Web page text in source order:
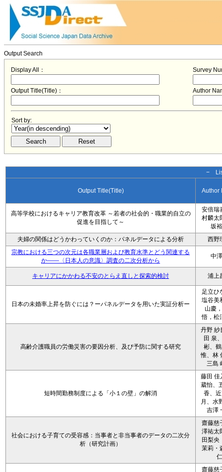
Output Search
Display All： Survey
Output Title(Title)： Author
Sort by:
−
Output Title(Title) Author
高等学校におけるキャリア教育改革 ～若者の社会的・職業的自立の
促進を目指して～
安倍瑞
村麟太
坂
夫婦の関係はどうかわっていくのか：パネルデータによる分析
西野
宗教における三つの次元は各職業層および教育水準とどう関連する
か――〈日本人の意識〉調査の二次分析から
中
キャリアにかかわる不安のとらえ直しと探索的検討 浦上
日本の未婚率上昇を防ぐには？ーパネルデータを用いた実証分析ー
足立ひ
塩谷美
山慶
悟，松
高齢介護職員の労働災害の要因分析、及び予防に関する研究
丹野 紗
田 泉
彬、
惟、林
三島
短時間勤務制度による「小１の壁」の解消
藤田 佳
葳怡、
香、
月、水
吉澤
社会における子育ての受容感：当事者と非当事者のデータの二次分
析（研究計画）
齋藤慈
澤祐太
田梨央
茉莉・
仁
齋藤慈